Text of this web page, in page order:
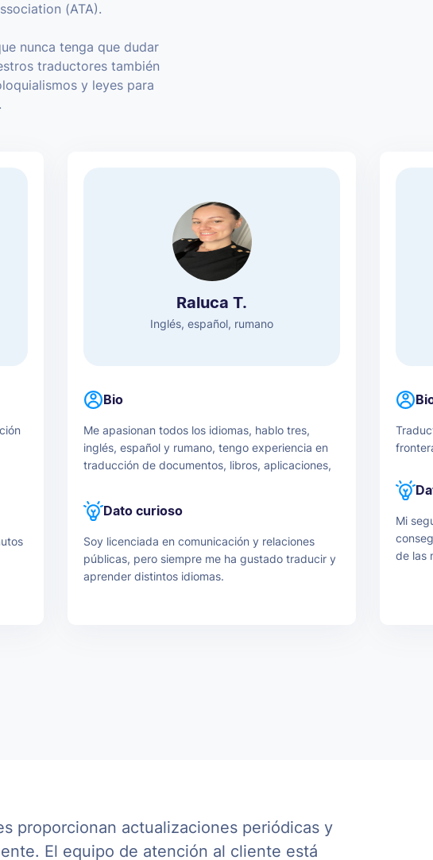
(ATA).
nunca tenga que dudar
traductores también
y leyes para
Raluca T.
Inglés, español, rumano
Bio
Me apasionan todos los idiomas, hablo tres,
inglés, español y rumano, tengo experiencia en
traducción de documentos, libros, aplicaciones,
Dato curioso
Soy licenciada en comunicación y relaciones
públicas, pero siempre me ha gustado traducir y
aprender distintos idiomas.
Mi
de las
proporcionan actualizaciones periódicas y
El equipo de atención al cliente está